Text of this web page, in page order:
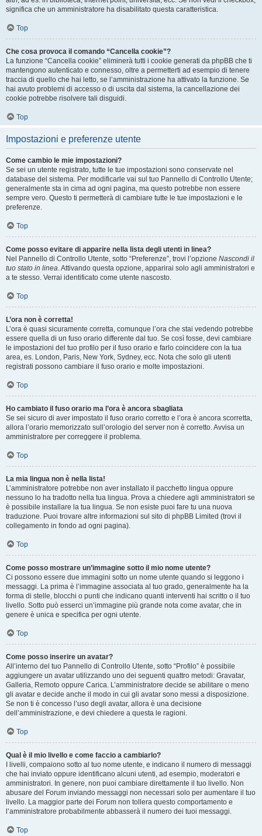
significa che un amministratore ha disabilitato questa caratteristica.
Top
Che cosa provoca il comando “Cancella cookie”?
La funzione “Cancella cookie” eliminerà tutti i cookie generati da phpBB che ti
mantengono autenticato e connesso, oltre a permetterti ad esempio di tenere
traccia di quello che hai letto, se l’amministrazione ha attivato la funzione. Se
hai avuto problemi di accesso o di uscita dal sistema, la cancellazione dei
cookie potrebbe risolvere tali disguidi.
Top
Impostazioni e preferenze utente
Come cambio le mie impostazioni?
Se sei un utente registrato, tutte le tue impostazioni sono conservate nel
database del sistema. Per modificarle vai sul tuo Pannello di Controllo Utente;
generalmente sta in cima ad ogni pagina, ma questo potrebbe non essere
sempre vero. Questo ti permetterà di cambiare tutte le tue impostazioni e le
preferenze.
Top
Come posso evitare di apparire nella lista degli utenti in linea?
Nel Pannello di Controllo Utente, sotto “Preferenze”, trovi l’opzione Nascondi il
tuo stato in linea. Attivando questa opzione, apparirai solo agli amministratori e
a te stesso. Verrai identificato come utente nascosto.
Top
L’ora non è corretta!
L’ora è quasi sicuramente corretta, comunque l’ora che stai vedendo potrebbe
essere quella di un fuso orario differente dal tuo. Se così fosse, devi cambiare
le impostazioni del tuo profilo per il fuso orario e farlo coincidere con la tua
area, es. London, Paris, New York, Sydney, ecc. Nota che solo gli utenti
registrati possono cambiare il fuso orario e molte impostazioni.
Top
Ho cambiato il fuso orario ma l’ora è ancora sbagliata
Se sei sicuro di aver impostato il fuso orario corretto e l’ora è ancora scorretta,
allora l’orario memorizzato sull’orologio del server non è corretto. Avvisa un
amministratore per correggere il problema.
Top
La mia lingua non è nella lista!
L’amministratore potrebbe non aver installato il pacchetto lingua oppure
nessuno lo ha tradotto nella tua lingua. Prova a chiedere agli amministratori se
è possibile installare la tua lingua. Se non esiste puoi fare tu una nuova
traduzione. Puoi trovare altre informazioni sul sito di phpBB Limited (trovi il
collegamento in fondo ad ogni pagina).
Top
Come posso mostrare un’immagine sotto il mio nome utente?
Ci possono essere due immagini sotto un nome utente quando si leggono i
messaggi. La prima è l’immagine associata al tuo grado, generalmente ha la
forma di stelle, blocchi o punti che indicano quanti interventi hai scritto o il tuo
livello. Sotto può esserci un’immagine più grande nota come avatar, che in
genere è unica e specifica per ogni utente.
Top
Come posso inserire un avatar?
All’interno del tuo Pannello di Controllo Utente, sotto “Profilo” è possibile
aggiungere un avatar utilizzando uno dei seguenti quattro metodi: Gravatar,
Galleria, Remoto oppure Carica. L’amministratore decide se abilitare o meno
gli avatar e decide anche il modo in cui gli avatar sono messi a disposizione.
Se non ti è concesso l’uso degli avatar, allora è una decisione
dell’amministrazione, e devi chiedere a questa le ragioni.
Top
Qual è il mio livello e come faccio a cambiarlo?
I livelli, compaiono sotto al tuo nome utente, e indicano il numero di messaggi
che hai inviato oppure identificano alcuni utenti, ad esempio, moderatori e
amministratori. In genere, non puoi cambiare direttamente il tuo livello. Non
abusare del Forum inviando messaggi non necessari solo per aumentare il tuo
livello. La maggior parte dei Forum non tollera questo comportamento e
l’amministratore probabilmente abbasserà il numero dei tuoi messaggi.
Top